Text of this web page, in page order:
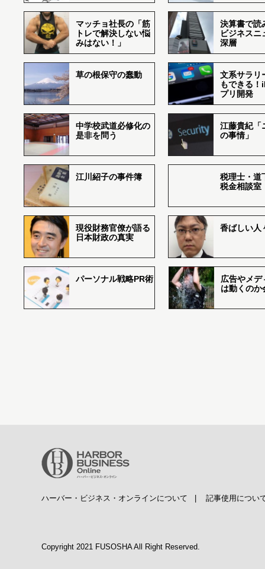
マッチョ社長の「筋
トレで解決しない悩
みはない！」
決算書で読
ビジネスニ
深層
草の根保守の蠢動
文系サラリ
もできる
プリ開発
中学校武道必修化の
是非を問う
江藤貴紀「
の事情」
江川紹子の事件簿
税理士・道
税金相談室
現役財務官僚が語る
日本財政の真実
香ばしい
パーソナル戦略PR術
広告やメデ
は動くのか
ハーバー・ビジネス・オンラインについて 記事使用につい
Copyright 2021 FUSOSHA All Right Reserved.